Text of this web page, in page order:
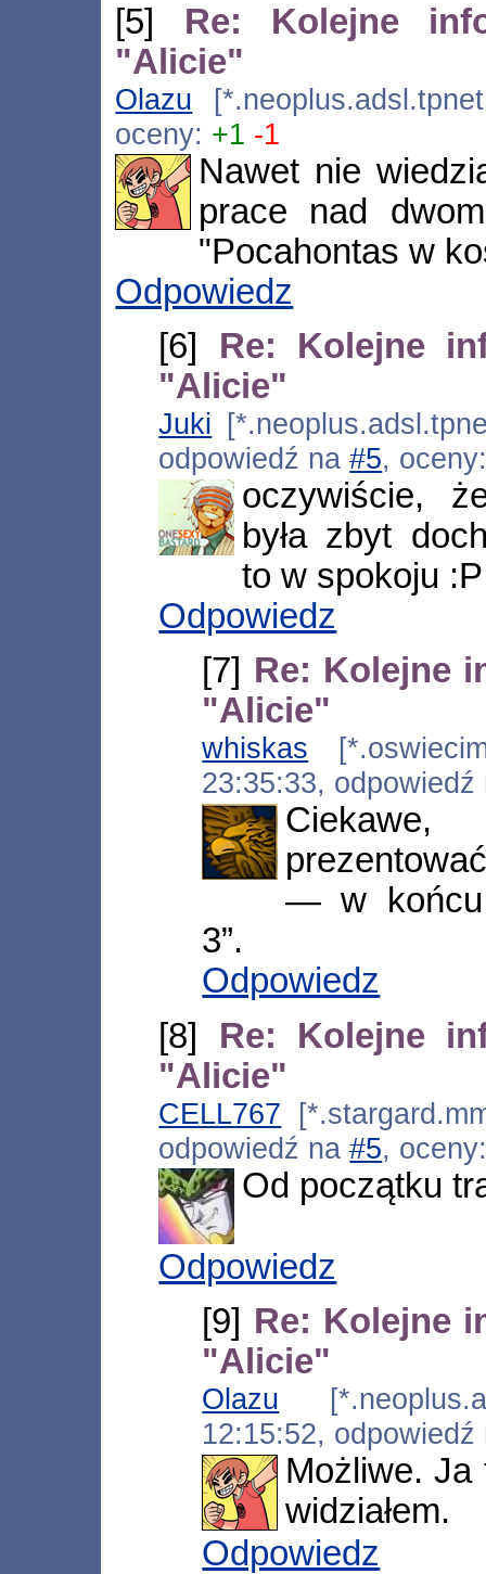
[5] Re: Kolejne
"Alicie"
Olazu
oceny: +1 -1
Nawet nie
prace nad
"Pocahontas w
Odpowiedz
[6] Re: Kolejne
"Alicie"
Juki
odpowiedź na#5,
oczywiście,
była zbyt
to w spokoju :P
Odpowiedz
[7] Re: Kolejne
"Alicie"
whiskas
23:35:33,
— w końcu
3”.
Odpowiedz
[8] Re: Kolejne
"Alicie"
CELL767
odpowiedź na#5,
Od początku
Odpowiedz
[9] Re: Kolejne
"Alicie"
Olazu
12:15:52,
Możliwe. Ja
widziałem.
Odpowiedz